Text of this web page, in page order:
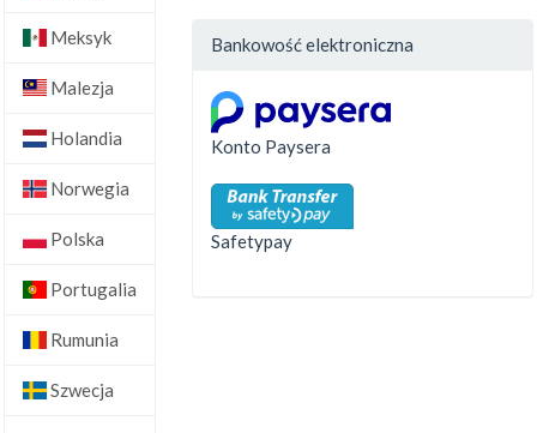
Meksyk
Malezja
Holandia
Norwegia
Polska
Portugalia
Rumunia
Szwecja
Bankowość elektroniczna
Konto Paysera
Safetypay